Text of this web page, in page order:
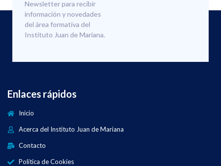
Newsletter para recibir
información y novedades
del área formativa del
Instituto Juan de Mariana.
Enlaces rápidos
Inicio
Acerca del Instituto Juan de Mariana
Contacto
Política de Cookies